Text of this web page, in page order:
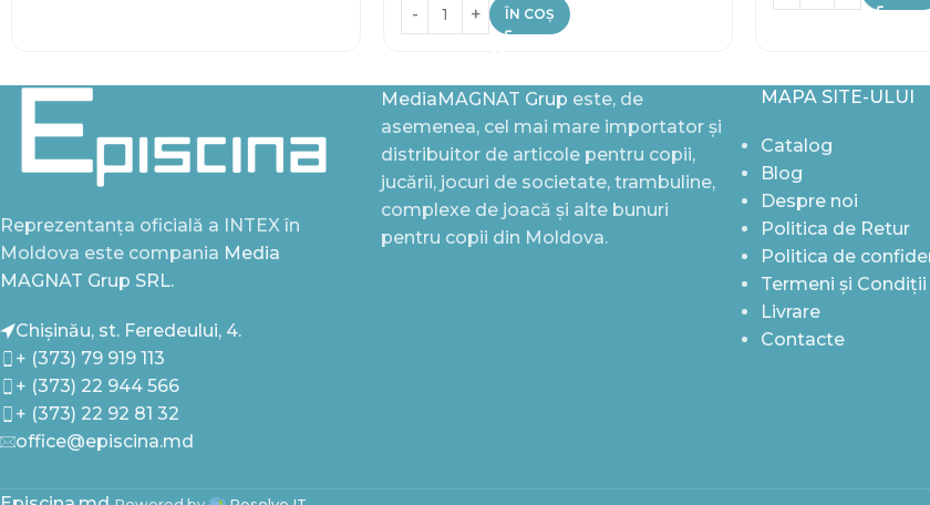
ÎN COȘ
Reprezentanța oficială a INTEX în
Moldova este compania Media
MAGNAT Grup SRL.
Chișinău, st. Feredeului, 4.
+ (373) 79 919 113
+ (373) 22 944 566
+ (373) 22 92 81 32
office@episcina.md
MediaMAGNAT Grup este, de
asemenea, cel mai mare importator și
distribuitor de articole pentru copii,
jucării, jocuri de societate, trambuline,
complexe de joacă și alte bunuri
pentru copii din Moldova.
MAPA SITE-ULUI
Catalog
Blog
Despre noi
Politica de Retur
Politica de
Termeni și Condiții
Livrare
Contacte